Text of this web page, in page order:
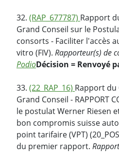
32. (RAP_677787) Rapport
Grand Conseil sur le
consorts - Faciliter l'accès
vitro (FIV). Rapporteur(s) de
PodioDécision = Renvoyé
33. (22_RAP_16) Rapport du
Grand Conseil - RAPPORT
le postulat Werner Riesen
bon compromis suisse
point tarifaire (VPT)
du premier rapport.